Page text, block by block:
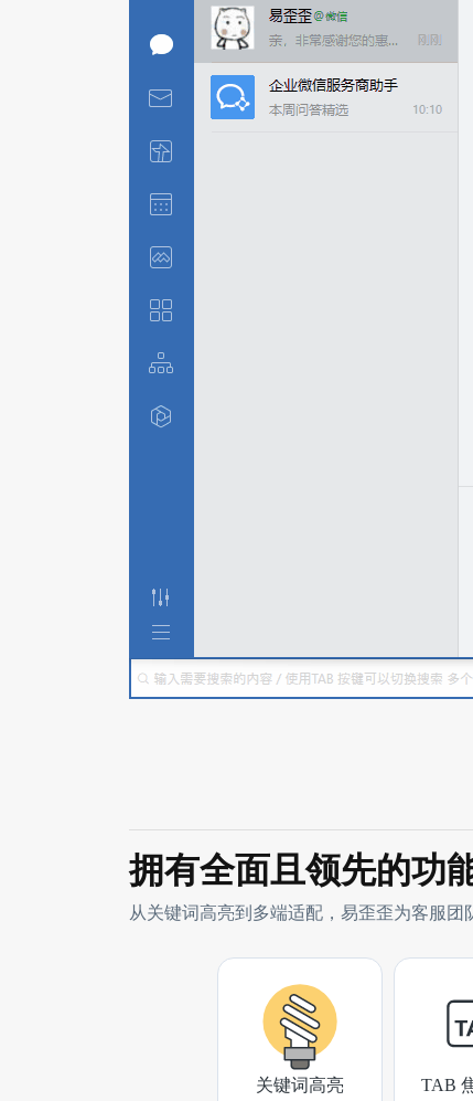
拥有全面且领先的功
从关键词高亮到多端适配，易歪歪为客服团
关键词高亮 TAB